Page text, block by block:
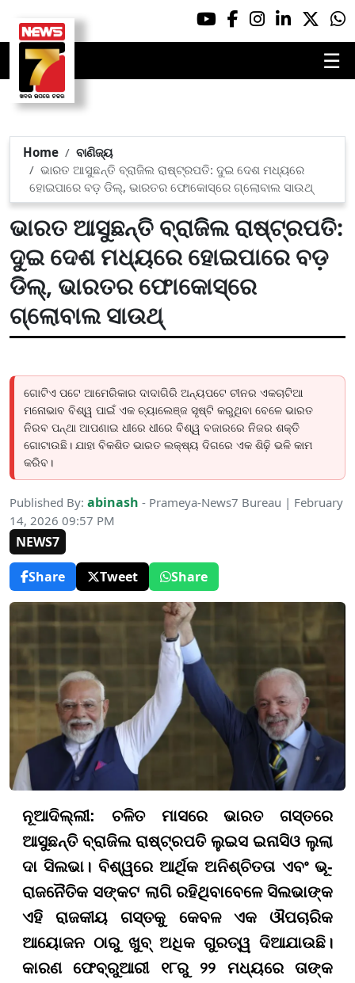
☰
Home
ବାଣିଜ୍ୟ
ଭାରତ ଆସୁଛନ୍ତି ବ୍ରାଜିଲ ରାଷ୍ଟ୍ରପତି: ଦୁଇ ଦେଶ ମଧ୍ୟରେ
ହୋଇପାରେ ବଡ଼ ଡିଲ୍, ଭାରତର ଫୋକୋସ୍‌ରେ ଗ୍ଲୋବାଲ ସାଉଥ୍‌
ଭାରତ ଆସୁଛନ୍ତି ବ୍ରାଜିଲ ରାଷ୍ଟ୍ରପତି:
ଦୁଇ ଦେଶ ମଧ୍ୟରେ ହୋଇପାରେ ବଡ଼
ଡିଲ୍, ଭାରତର ଫୋକୋସ୍‌ରେ
ଗ୍ଲୋବାଲ ସାଉଥ୍‌
ଗୋଟିଏ ପଟେ ଆମେରିକାର ଦାଦାଗିରି ଅନ୍ୟପଟେ ଚୀନର ଏକଚାଟିଆ
ମନୋଭାବ ବିଶ୍ୱ ପାଇଁ ଏକ ଚ୍ୟାଲେଞ୍ଜ ସୃଷ୍ଟି କରୁଥିବା ବେଳେ ଭାରତ
ନିରବ ପନ୍ଥା ଆପଣାଇ ଧୀରେ ଧୀରେ ବିଶ୍ୱ ବଜାରରେ ନିଜର ଶକ୍ତି
ଗୋଟାଉଛି। ଯାହା ବିକଶିତ ଭାରତ ଲକ୍ଷ୍ୟ ଦିଗରେ ଏକ ଶିଢ଼ି ଭଳି କାମ
କରିବ।
Published By: abinash - Prameya-News7 Bureau | February
14, 2026 09:57 PM
NEWS7
Share
Tweet Share
ନୂଆଦିଲ୍ଲୀ: ଚଳିତ ମାସରେ ଭାରତ ଗସ୍ତରେ
ଆସୁଛନ୍ତି ବ୍ରାଜିଲ ରାଷ୍ଟ୍ରପତି ଲୁଇସ ଇନାସିଓ ଲୁଲା
ଦା ସିଲଭା। ବିଶ୍ୱରେ ଆର୍ଥିକ ଅନିଶ୍ଚିତତା ଏବଂ ଭୂ-
ରାଜନୈତିକ ସଙ୍କଟ ଲାଗି ରହିଥିବାବେଳେ ସିଲଭାଙ୍କ
ଏହି ରାଜକୀୟ ଗସ୍ତକୁ କେବଳ ଏକ ଔପଚାରିକ
ଆୟୋଜନ ଠାରୁ ଖୁବ୍ ଅଧିକ ଗୁରତ୍ୱ ଦିଆଯାଉଛି।
କାରଣ ଫେବ୍ରୁଆରୀ ୧୮ରୁ ୨୨ ମଧ୍ୟରେ ତାଙ୍କ